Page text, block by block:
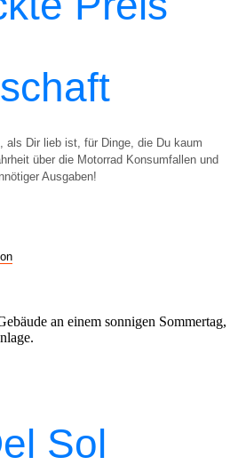
als Dir lieb ist, für Dinge, die Du kaum
über die Motorrad Konsumfallen und
Ausgaben!
Sol